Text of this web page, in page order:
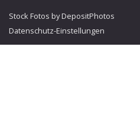
Stock Fotos by DepositPhotos
Datenschutz-Einstellungen